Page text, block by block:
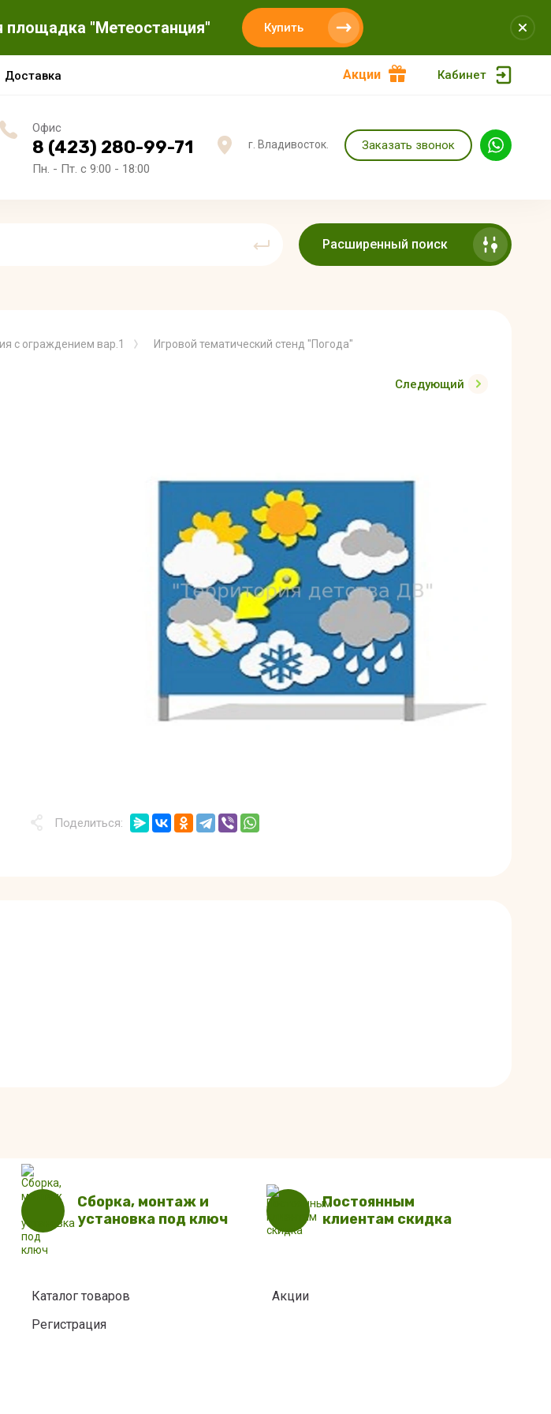
площадка "Метеостанция" Купить
Доставка Акции Кабинет
Офис
8 (423) 280-99-71
Пн. - Пт. с 9:00 - 18:00
г. Владивосток. Заказать звонок
Расширенный поиск
с ограждением вар.1 Игровой тематический стенд "Погода"
Следующий
Поделиться:
Сборка, монтаж и
установка под ключ
Постоянным
клиентам скидка
Каталог товаров
Акции
Регистрация